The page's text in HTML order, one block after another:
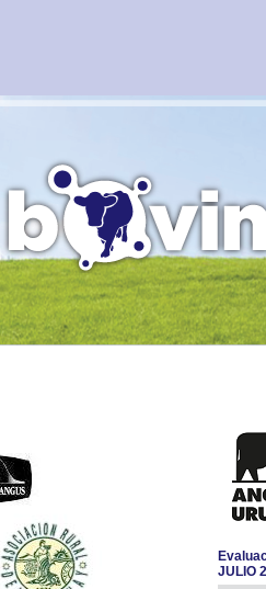
JULIO